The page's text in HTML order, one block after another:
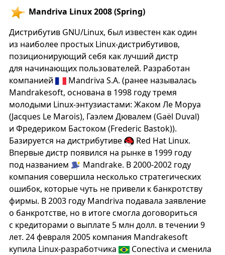
Mandriva Linux 2008 (Spring)
Дистрибутив GNU/Linux, был известен как один
из наиболее простых Linux-дистрибутивов,
позиционирующий себя как лучший дистр
для начинающих пользователей. Разработан
компанией
Mandriva S.A. (ранее называлась
Mandrakesoft, основана в 1998 году тремя
молодыми Linux-энтузиастами: Жаком Ле Моруа
(Jacques Le Marois), Гаэлем Дювалем (Gaël Duval)
и Фредериком Бастоком (Frederic Bastok)).
Базируется на дистрибутиве
Red Hat Linux.
Впервые дистр появился на рынке в 1999 году
под названием
Mandrake. В 2000-2002 году
компания совершила несколько стратегических
ошибок, которые чуть не привели к банкротству
фирмы. В 2003 году Mandriva подавала заявление
о банкротстве, но в итоге смогла договориться
с кредиторами о выплате 5 млн долл. в течении 9
лет. 24 февраля 2005 компания Mandrakesoft
купила Linux-разработчика
Conectiva и сменила